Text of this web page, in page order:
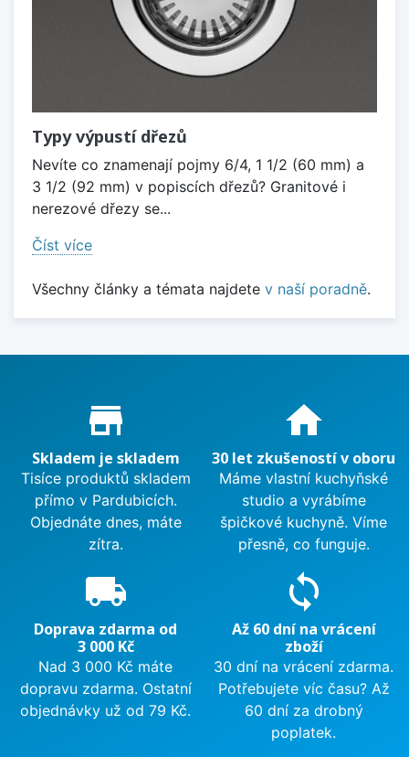
Typy výpustí dřezů
Nevíte co znamenají pojmy 6/4, 1 1/2 (60 mm) a
3 1/2 (92 mm) v popiscích dřezů? Granitové i
nerezové dřezy se...
Číst více
Všechny články a témata najdete v naší poradně.
Proč nakupovat u nás?
store_mall_directory
Skladem je skladem
Tisíce produktů skladem
přímo v Pardubicích.
Objednáte dnes, máte
zítra.
home
30 let zkušeností v oboru
Máme vlastní kuchyňské
studio a vyrábíme
špičkové kuchyně. Víme
přesně, co funguje.
local_shipping
Doprava zdarma od
3 000 Kč
Nad 3 000 Kč máte
dopravu zdarma. Ostatní
objednávky už od 79 Kč.
sync
Až 60 dní na vrácení
zboží
30 dní na vrácení zdarma.
Potřebujete víc času? Až
60 dní za drobný
poplatek.